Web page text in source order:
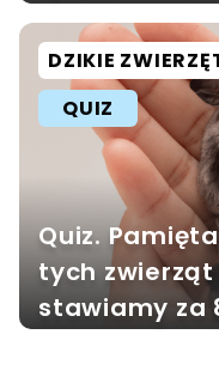
DZIKIE
QUIZ
Quiz.
tych
stawiamy za